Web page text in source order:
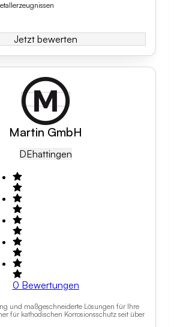
Jetzt bewerten
Martin GmbH
DEHattingen
0 Bewertungen
und maßgeschneiderte Lösungen für Ihre
für kathodischen Korrosionsschutz seit über